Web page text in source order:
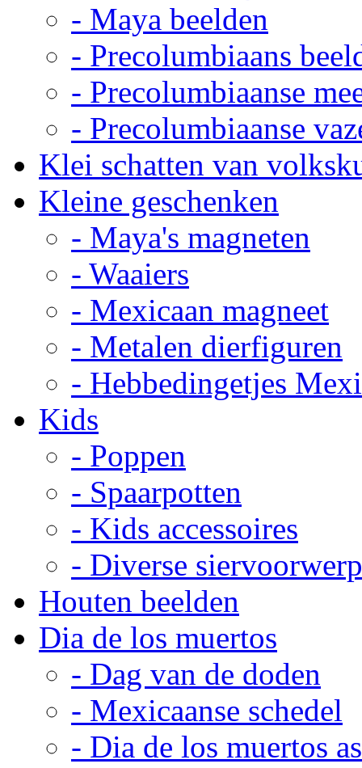
- Maya beelden
- Precolumbiaans
- Precolumbiaanse
- Precolumbiaanse
Klei schatten van
Kleine geschenken
- Maya's magneten
- Waaiers
- Mexicaan magneet
- Metalen dierfiguren
- Hebbedingetjes
Kids
- Poppen
- Spaarpotten
- Kids accessoires
- Diverse
Houten beelden
Dia de los muertos
- Dag van de doden
- Mexicaanse schedel
- Dia de los muertos